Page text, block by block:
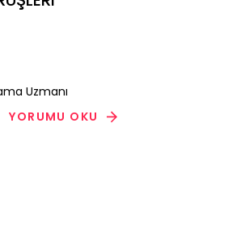
Uzmanı
YORUMU OKU